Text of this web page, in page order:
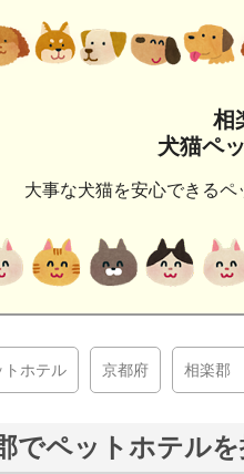
相
犬猫ペ
大事な犬猫を安心できるペ
トホテル 京都府 相楽郡
でペットホテル